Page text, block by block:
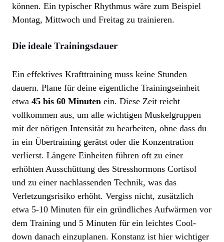
können. Ein typischer Rhythmus wäre zum Beispiel
Montag, Mittwoch und Freitag zu trainieren.
Die ideale Trainingsdauer
Ein effektives Krafttraining muss keine Stunden
dauern. Plane für deine eigentliche Trainingseinheit
etwa 45 bis 60 Minuten ein. Diese Zeit reicht
vollkommen aus, um alle wichtigen Muskelgruppen
mit der nötigen Intensität zu bearbeiten, ohne dass du
in ein Übertraining gerätst oder die Konzentration
verlierst. Längere Einheiten führen oft zu einer
erhöhten Ausschüttung des Stresshormons Cortisol
und zu einer nachlassenden Technik, was das
Verletzungsrisiko erhöht. Vergiss nicht, zusätzlich
etwa 5-10 Minuten für ein gründliches Aufwärmen vor
dem Training und 5 Minuten für ein leichtes Cool-
down danach einzuplanen. Konstanz ist hier wichtiger